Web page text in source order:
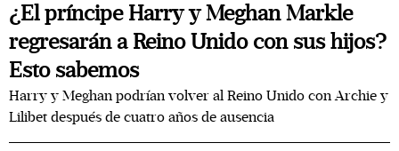
¿El príncipe Harry y Meghan Markle
regresarán a Reino Unido con sus hijos?
Esto sabemos
Harry y Meghan podrían volver al Reino Unido con Archie y
Lilibet después de cuatro años de ausencia